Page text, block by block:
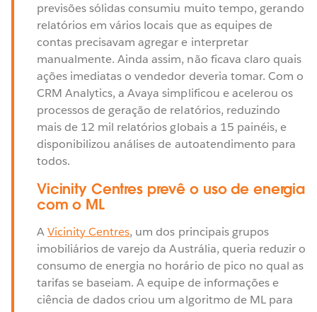
previsões sólidas consumiu muito tempo, gerando
relatórios em vários locais que as equipes de
contas precisavam agregar e interpretar
manualmente. Ainda assim, não ficava claro quais
ações imediatas o vendedor deveria tomar. Com o
CRM Analytics, a Avaya simplificou e acelerou os
processos de geração de relatórios, reduzindo
mais de 12 mil relatórios globais a 15 painéis, e
disponibilizou análises de autoatendimento para
todos.
Vicinity Centres prevê o uso de energia
com o ML
AVicinity Centres, um dos principais grupos
imobiliários de varejo da Austrália, queria reduzir o
consumo de energia no horário de pico no qual as
tarifas se baseiam. A equipe de informações e
ciência de dados criou um algoritmo de ML para